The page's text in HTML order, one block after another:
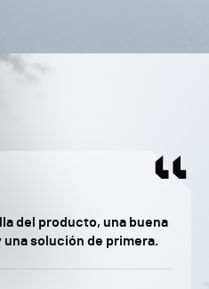
del producto, una buena
solución de primera.